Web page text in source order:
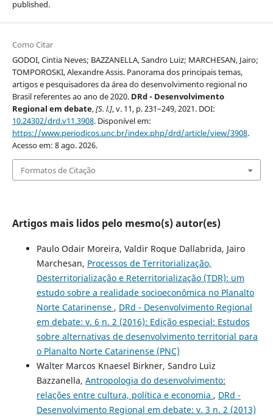
published.
Como Citar
GODOI, Cintia Neves; BAZZANELLA, Sandro Luiz; MARCHESAN, Jairo;
TOMPOROSKI, Alexandre Assis. Panorama dos principais temas,
artigos e pesquisadores da área do desenvolvimento regional no
Brasil referentes ao ano de 2020. DRd - Desenvolvimento
Regional em debate,[S. l.], v. 11, p. 231–249, 2021. DOI:
10.24302/drd.v11.3908. Disponível em:
https://www.periodicos.unc.br/index.php/drd/article/view/3908.
Acesso em: 8 ago. 2026.
Formatos de Citação
Artigos mais lidos pelo mesmo(s) autor(es)
Paulo Odair Moreira, Valdir Roque Dallabrida, Jairo
Marchesan, Processos de Territorialização,
Desterritorialização e Reterritorialização (TDR): um
estudo sobre a realidade socioeconômica no Planalto
Norte Catarinense , DRd - Desenvolvimento Regional
em debate: v. 6 n. 2 (2016): Edição especial: Estudos
sobre alternativas de desenvolvimento territorial para
o Planalto Norte Catarinense (PNC)
Walter Marcos Knaesel Birkner, Sandro Luiz
Bazzanella, Antropologia do desenvolvimento:
relações entre cultura, política e economia , DRd -
Desenvolvimento Regional em debate: v. 3 n. 2 (2013)